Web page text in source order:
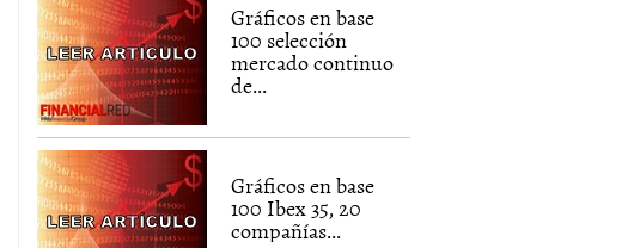
Gráficos en base
100 selección
mercado continuo
de...
Gráficos en base
100 Ibex 35, 20
compañías...